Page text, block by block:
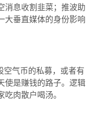
消息收割韭菜；推波助
大垂直媒体的身份影响
空气币的私募，或者有
使是赚钱的路子。逻辑
肉散户喝汤。